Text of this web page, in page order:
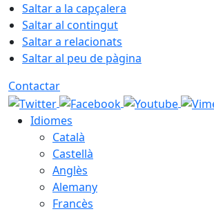
Saltar a la capçalera
Saltar al contingut
Saltar a relacionats
Saltar al peu de pàgina
Contactar
Idiomes
Català
Castellà
Anglès
Alemany
Francès